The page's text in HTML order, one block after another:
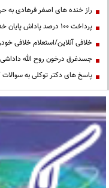
راز خنده های اصغر فرهادی به
پرداخت ۱۰۰ درصد پاداش پایان خدمت فرهنگیان
خلافی آنلاین/استعلام خلافی
جسدغرق درخون روح الله
پاسخ های دکتر توکلی به